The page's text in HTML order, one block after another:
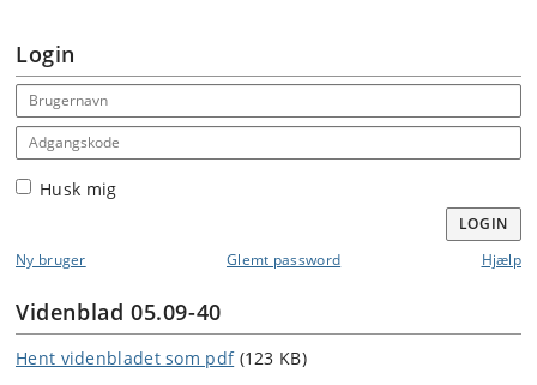
Login
Email address
Adgangskode
Husk mig
LOGIN
Ny bruger
Glemt password Hjælp
Videnblad 05.09-40
Hent videnbladet som pdf (123 KB)